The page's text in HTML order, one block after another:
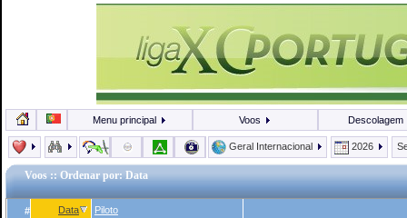
Menu principal Voos Descolagem
Geral Internacional 2026
Voos :: Ordenar por: Data
# Data Piloto